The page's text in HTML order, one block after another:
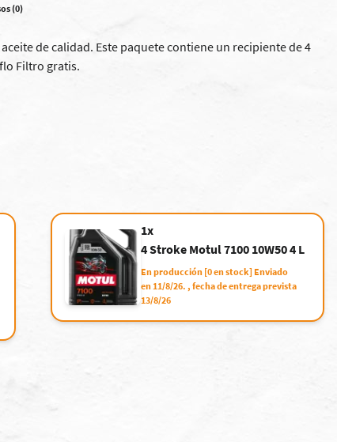
(0)
de calidad. Este paquete contiene un recipiente de 4
Filtro gratis.
1x
4 Stroke Motul 7100 10W50 4 L
En producción [0 en stock] Enviado
en 11/8/26. , fecha de entrega prevista
13/8/26